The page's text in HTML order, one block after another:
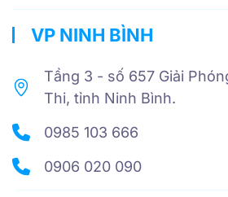
VP NINH BÌNH
Tầng 3 - số 657 Giải
Thi, tỉnh Ninh Bình.
0985 103 666
0906 020 090